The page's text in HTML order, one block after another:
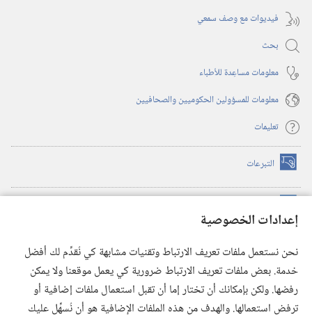
إعدادات الخصوصية
نحن نستعمل ملفات تعريف الارتباط وتقنيات مشابهة كي نُقدِّم لك أفضل
خدمة. بعض ملفات تعريف الارتباط ضرورية كي يعمل موقعنا ولا يمكن
رفضها. ولكن بإمكانك أن تختار إما أن تقبل استعمال ملفات إضافية أو
ترفض استعمالها. والهدف من هذه الملفات الإضافية هو أن نُسهِّل عليك
فيديوات مع وصف سمعي
بحث
معلومات مساعِدة للأطباء
معلومات للمسؤولين الحكوميين والصحافيين
تعليمات
التبرعات (يفتح
نافذة
(يفتح
نافذة
(يفتح
نافذة
جديدة) تطبيق ®
JW Library
مكتبة برج المراقبة